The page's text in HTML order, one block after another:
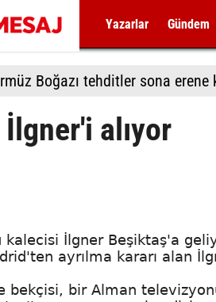
Yazarlar Gündem
Boğazı tehditler sona
alıyor
İlgner Beşiktaş'a
ayrılma kararı alan
bekçisi, bir Alman